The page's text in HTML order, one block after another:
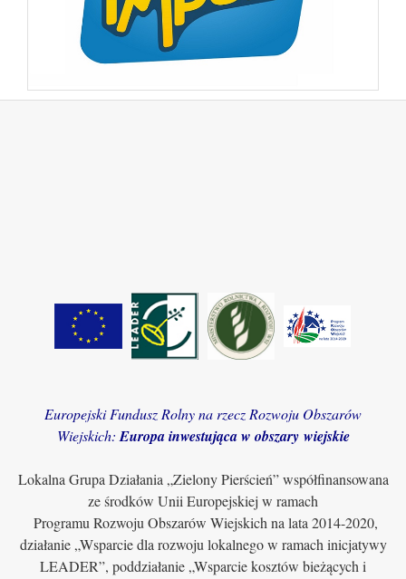
Europejski Fundusz Rolny na rzecz Rozwoju Obszarów
Wiejskich: Europa inwestująca w obszary wiejskie
Lokalna Grupa Działania „Zielony Pierścień” współfinansowana
ze środków Unii Europejskiej w ramach
Programu Rozwoju Obszarów Wiejskich na lata 2014-2020,
działanie „Wsparcie dla rozwoju lokalnego w ramach inicjatywy
LEADER”, poddziałanie „Wsparcie kosztów bieżących i